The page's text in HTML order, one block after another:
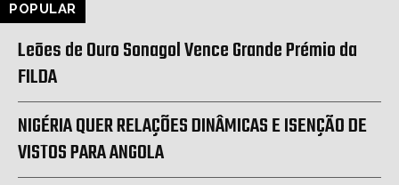
POPULAR
Leões de Ouro Sonagol Vence Grande Prémio da
FILDA
NIGÉRIA QUER RELAÇÕES DINÂMICAS E ISENÇÃO DE
VISTOS PARA ANGOLA